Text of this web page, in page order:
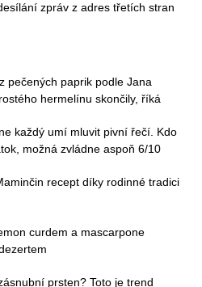
zpráv z adres třetích stran
pečených paprik podle Jana
hermelínu skončily, říká
každý umí mluvit pivní řečí. Kdo
možná zvládne aspoň 6/10
recept díky rodinné tradici
curdem a mascarpone
prsten? Toto je trend